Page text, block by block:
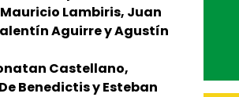
Lambiris, Juan
Aguirre y Agustín
Castellano,
Benedictis y Esteban